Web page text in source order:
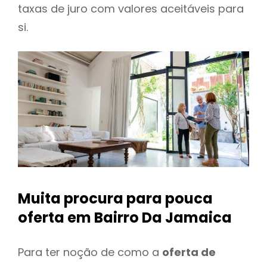
taxas de juro com valores aceitáveis para
si.
Muita procura para pouca
oferta em Bairro Da Jamaica
Para ter noção de como a oferta de